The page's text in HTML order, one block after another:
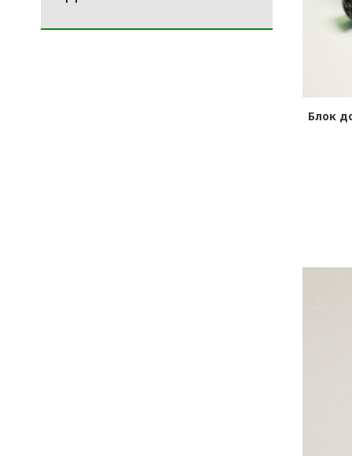
Блок